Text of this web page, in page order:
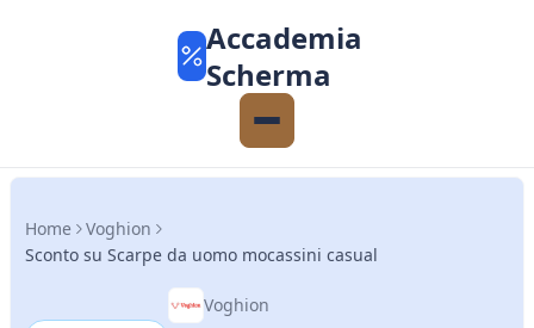
Accademia
Scherma
Home
Voghion
Sconto su Scarpe da uomo mocassini casual
Voghion